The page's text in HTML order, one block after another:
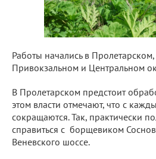
Работы начались в
Привокзальном и Центральном
В Пролетарском предстоит
этом власти отмечают, что с
сокращаются. Так, практически
справиться с борщевиком
Веневского шоссе.